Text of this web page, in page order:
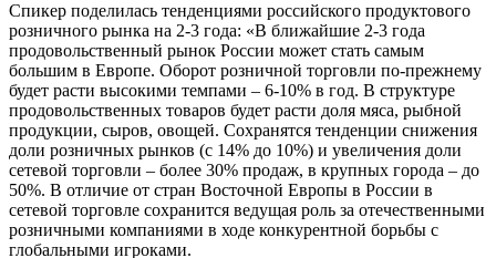
Спикер поделилась тенденциями российского продуктового
розничного рынка на 2-3 года: «В ближайшие 2-3 года
продовольственный рынок России может стать самым
большим в Европе. Оборот розничной торговли по-прежнему
будет расти высокими темпами – 6-10% в год. В структуре
продовольственных товаров будет расти доля мяса, рыбной
продукции, сыров, овощей. Сохранятся тенденции снижения
доли розничных рынков (с 14% до 10%) и увеличения доли
сетевой торговли – более 30% продаж, в крупных города – до
50%. В отличие от стран Восточной Европы в России в
сетевой торговле сохранится ведущая роль за отечественными
розничными компаниями в ходе конкурентной борьбы с
глобальными игроками.